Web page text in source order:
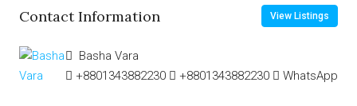
Contact Information View Listings
Basha Vara
+8801343882230
+8801343882230 WhatsApp